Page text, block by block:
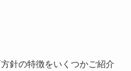
針の特徴をいくつかご紹介